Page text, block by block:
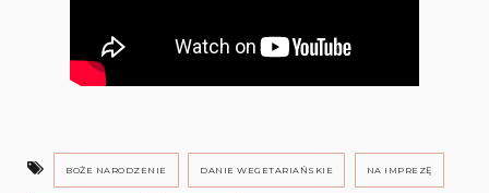
BOŻE NARODZENIE DANIE WEGETARIAŃSKIE NA IMPREZĘ